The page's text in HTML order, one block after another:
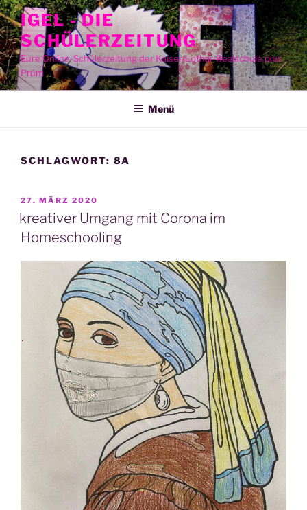
Zum
Inhalt
springen
IGEL - DIE
SCHÜLERZEITUNG
Eure Online-Schülerzeitung der Kaiser-Lothar-Realschule plus
Prüm
Menü
SCHLAGWORT: 8A
VERÖFFENTLICHT
AM
27. MÄRZ 2020
kreativer Umgang mit Corona im
Homeschooling